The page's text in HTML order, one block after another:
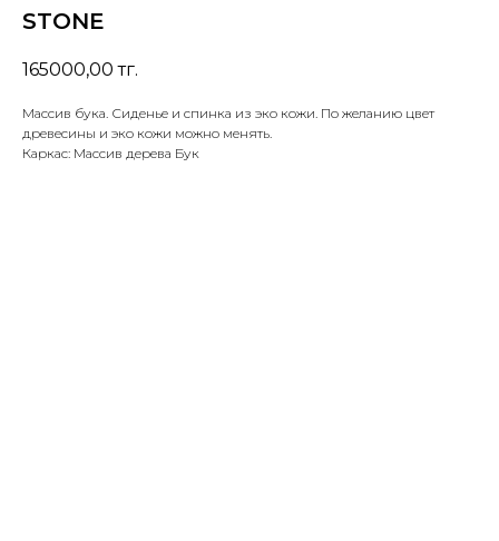
STONE
165000,00 тг.
Массив бука. Сиденье и спинка из эко кожи. По желанию цвет
древесины и эко кожи можно менять.
Каркас: Массив дерева Бук